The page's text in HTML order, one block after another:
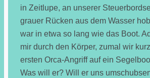
in Zeitlupe, an unserer
grauer Rücken aus dem Wasser
war in etwa so lang wie das Boot.
mir durch den Körper, zumal wir
ersten Orca-Angriff auf ein
Was will er? Will er uns